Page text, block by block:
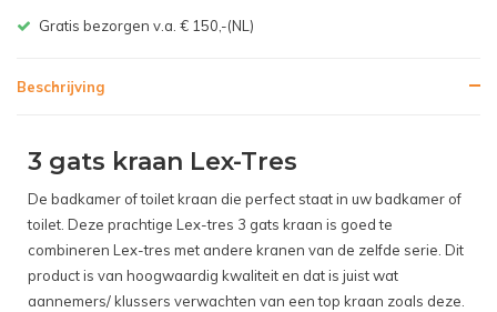
Gratis bezorgen v.a. € 150,-(NL)
Beschrijving
3 gats kraan Lex-Tres
De badkamer of toilet kraan die perfect staat in uw badkamer of
toilet. Deze prachtige Lex-tres 3 gats kraan is goed te
combineren Lex-tres met andere kranen van de zelfde serie. Dit
product is van hoogwaardig kwaliteit en dat is juist wat
aannemers/ klussers verwachten van een top kraan zoals deze.